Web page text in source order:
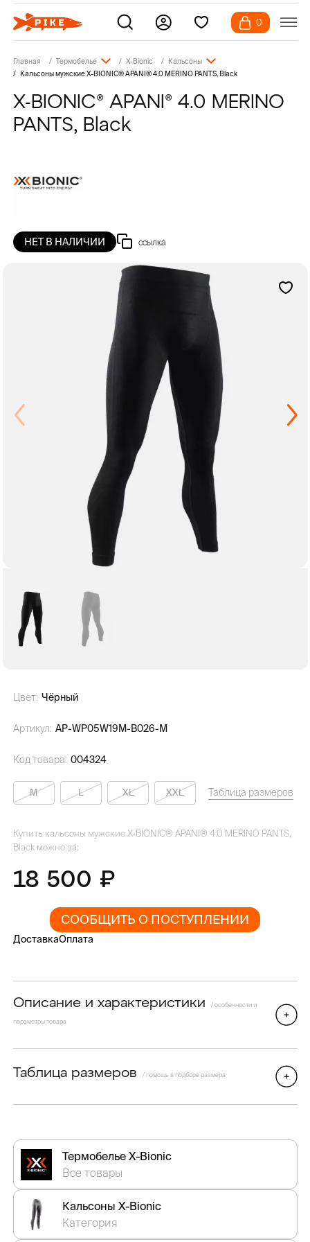
0
Главная Термобелье X-Bionic
Кальсоны
Кальсоны мужские X-BIONIC® APANI® 4.0 MERINO PANTS, Black
X-BIONIC® APANI® 4.0 MERINO
PANTS, Black
НЕТ В НАЛИЧИИ ссылка
Цвет: Чёрный
Артикул: AP-WP05W19M-B026-M
Код товара: 004324
M L XL XXL Таблица размеров
Купить кальсоны мужские X-BIONIC® APANI® 4.0 MERINO PANTS,
Black можно за:
18 500
СООБЩИТЬ О ПОСТУПЛЕНИИ
ДоставкаОплата
Описание и характеристики / особенности и
параметры товара
Таблица размеров / помощь в подборе размера
Термобелье X-Bionic
Все товары
Кальсоны X-Bionic
Категория